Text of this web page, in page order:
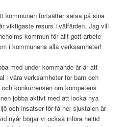
kommunen fortsätter satsa på sina
viktigaste resurs i välfärden. Jag vill
kommun för allt gott arbete
i kommunens alla verksamheter!
med under kommande år är att
i våra verksamheter för barn och
konkurrensen om kompetens
jobba aktivt med att locka nya
och insatser för få ner sjuktalen är
nyår börjar vi också införa heltid